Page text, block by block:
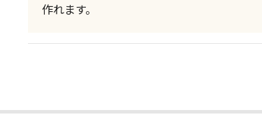
作れます。